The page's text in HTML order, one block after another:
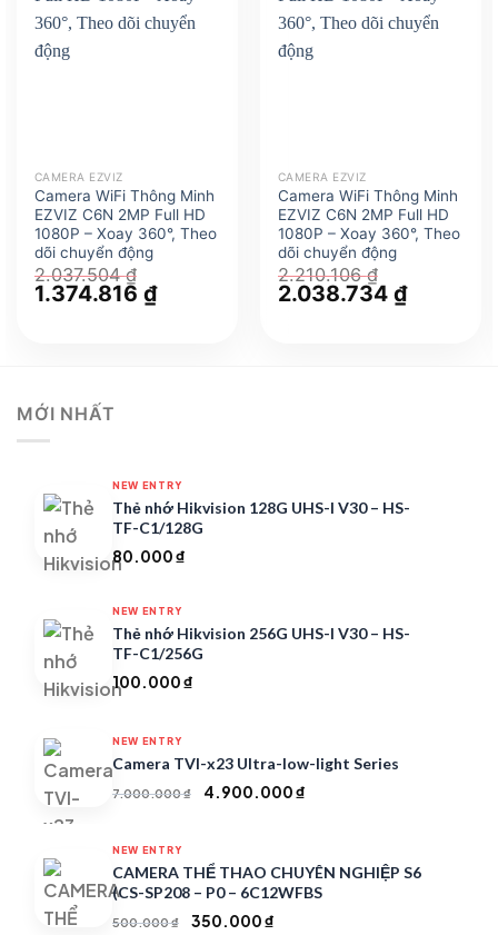
CAMERA EZVIZ
Camera WiFi Thông Minh
EZVIZ C6N 2MP Full HD
1080P – Xoay 360°, Theo
dõi chuyển động
2.037.504₫
Giá
gốc
1.374.816 ₫Giá
hiện
CAMERA EZVIZ
Camera WiFi Thông Minh
EZVIZ C6N 2MP Full HD
1080P – Xoay 360°, Theo
dõi chuyển động
2.210.106₫
Giá
gốc
2.038.734 ₫Giá
hiện
MỚI NHẤT
NEW ENTRY
Thẻ nhớ Hikvision 128G UHS-I V30 – HS-
TF-C1/128G
80.000₫
NEW ENTRY
Thẻ nhớ Hikvision 256G UHS-I V30 – HS-
TF-C1/256G
100.000₫
NEW ENTRY
Camera TVI-x23 Ultra-low-light Series
7.000.000₫
Giá
7.000.000 ₫.
4.900.000₫
là:
4.900.000 ₫.
NEW ENTRY
CAMERA THỂ THAO CHUYÊN NGHIỆP S6
(CS-SP208 – P0 – 6C12WFBS
500.000₫
Giá
350.000₫